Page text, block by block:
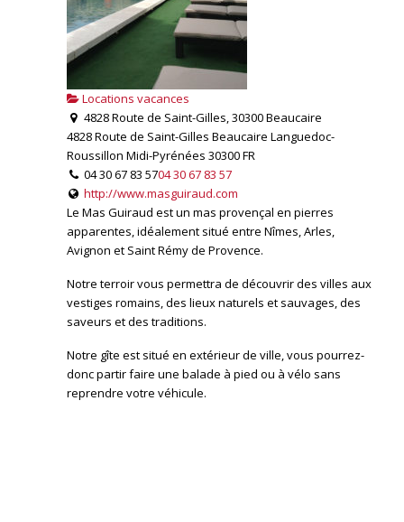
Locations vacances
4828 Route de Saint-Gilles, 30300 Beaucaire
4828 Route de Saint-Gilles Beaucaire Languedoc-
Roussillon Midi-Pyrénées 30300FR
04 30 67 83 5704 30 67 83 57
http://www.masguiraud.com
Le Mas Guiraud est un mas provençal en pierres
apparentes, idéalement situé entre Nîmes, Arles,
Avignon et Saint Rémy de Provence.
Notre terroir vous permettra de découvrir des villes aux
vestiges romains, des lieux naturels et sauvages, des
saveurs et des traditions.
Notre gîte est situé en extérieur de ville, vous pourrez-
donc partir faire une balade à pied ou à vélo sans
reprendre votre véhicule.